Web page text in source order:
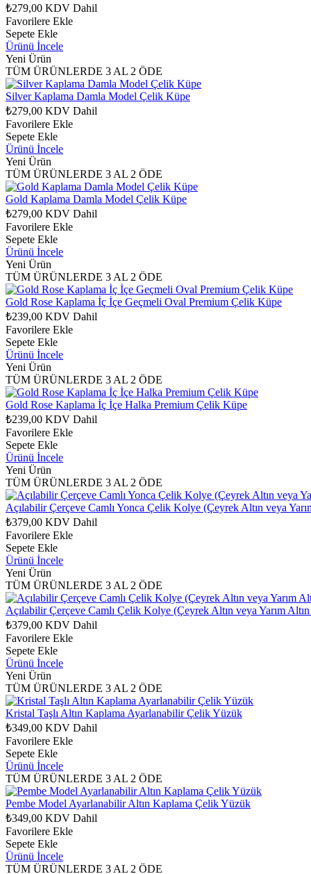
₺279,00 KDV Dahil
Favorilere Ekle
Sepete Ekle
Ürünü İncele
Yeni Ürün
TÜM ÜRÜNLERDE 3 AL 2 ÖDE
Silver Kaplama Damla Model Çelik Küpe
₺279,00 KDV Dahil
Favorilere Ekle
Sepete Ekle
Ürünü İncele
Yeni Ürün
TÜM ÜRÜNLERDE 3 AL 2 ÖDE
Gold Kaplama Damla Model Çelik Küpe
₺279,00 KDV Dahil
Favorilere Ekle
Sepete Ekle
Ürünü İncele
Yeni Ürün
TÜM ÜRÜNLERDE 3 AL 2 ÖDE
Gold Rose Kaplama İç İçe Geçmeli Oval Premium Çelik Küpe
₺239,00 KDV Dahil
Favorilere Ekle
Sepete Ekle
Ürünü İncele
Yeni Ürün
TÜM ÜRÜNLERDE 3 AL 2 ÖDE
Gold Rose Kaplama İç İçe Halka Premium Çelik Küpe
₺239,00 KDV Dahil
Favorilere Ekle
Sepete Ekle
Ürünü İncele
Yeni Ürün
TÜM ÜRÜNLERDE 3 AL 2 ÖDE
Açılabilir Çerçeve Camlı Yonca Çelik Kolye (Çeyrek Altın veya
₺379,00 KDV Dahil
Favorilere Ekle
Sepete Ekle
Ürünü İncele
Yeni Ürün
TÜM ÜRÜNLERDE 3 AL 2 ÖDE
Açılabilir Çerçeve Camlı Çelik Kolye (Çeyrek Altın veya Yarım Altın
₺379,00 KDV Dahil
Favorilere Ekle
Sepete Ekle
Ürünü İncele
Yeni Ürün
TÜM ÜRÜNLERDE 3 AL 2 ÖDE
Kristal Taşlı Altın Kaplama Ayarlanabilir Çelik Yüzük
₺349,00 KDV Dahil
Favorilere Ekle
Sepete Ekle
Ürünü İncele
TÜM ÜRÜNLERDE 3 AL 2 ÖDE
Pembe Model Ayarlanabilir Altın Kaplama Çelik Yüzük
₺349,00 KDV Dahil
Favorilere Ekle
Sepete Ekle
Ürünü İncele
TÜM ÜRÜNLERDE 3 AL 2 ÖDE